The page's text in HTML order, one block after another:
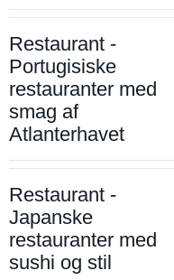
Restaurant -
Portugisiske
restauranter med
smag af
Atlanterhavet
Restaurant -
Japanske
restauranter med
sushi og stil